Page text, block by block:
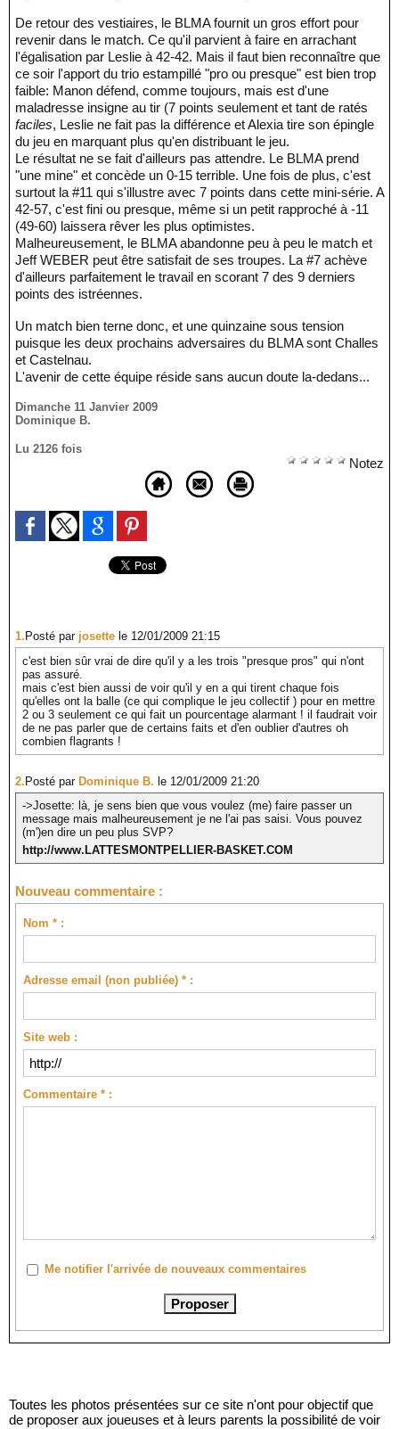
De retour des vestiaires, le BLMA fournit un gros effort pour
revenir dans le match. Ce qu'il parvient à faire en arrachant
l'égalisation par Leslie à 42-42. Mais il faut bien reconnaître que
ce soir l'apport du trio estampillé "pro ou presque" est bien trop
faible: Manon défend, comme toujours, mais est d'une
maladresse insigne au tir (7 points seulement et tant de ratés
faciles, Leslie ne fait pas la différence et Alexia tire son épingle
du jeu en marquant plus qu'en distribuant le jeu.
Le résultat ne se fait d'ailleurs pas attendre. Le BLMA prend
"une mine" et concède un 0-15 terrible. Une fois de plus, c'est
surtout la #11 qui s'illustre avec 7 points dans cette mini-série. A
42-57, c'est fini ou presque, même si un petit rapproché à -11
(49-60) laissera rêver les plus optimistes.
Malheureusement, le BLMA abandonne peu à peu le match et
Jeff WEBER peut être satisfait de ses troupes. La #7 achève
d'ailleurs parfaitement le travail en scorant 7 des 9 derniers
points des istréennes.
Un match bien terne donc, et une quinzaine sous tension
puisque les deux prochains adversaires du BLMA sont Challes
et Castelnau.
L'avenir de cette équipe réside sans aucun doute la-dedans...
Dimanche 11 Janvier 2009
Dominique B.
Lu 2126 fois
Notez
1. Posté par josette le 12/01/2009 21:15
c'est bien sûr vrai de dire qu'il y a les trois "presque pros" qui n'ont
pas assuré.
mais c'est bien aussi de voir qu'il y en a qui tirent chaque fois
qu'elles ont la balle (ce qui complique le jeu collectif ) pour en mettre
2 ou 3 seulement ce qui fait un pourcentage alarmant ! il faudrait voir
de ne pas parler que de certains faits et d'en oublier d'autres oh
combien flagrants !
2.Posté par Dominique B. le 12/01/2009 21:20
->Josette: là, je sens bien que vous voulez (me) faire passer un
message mais malheureusement je ne l'ai pas saisi. Vous pouvez
(m')en dire un peu plus SVP?
http://www.LATTESMONTPELLIER-BASKET.COM
Nouveau commentaire :
Nom * :
Adresse email (non publiée) * :
Site web :
Commentaire * :
Me notifier l'arrivée de nouveaux commentaires
Toutes les photos présentées sur ce site n'ont pour objectif que
de proposer aux joueuses et à leurs parents la possibilité de voir